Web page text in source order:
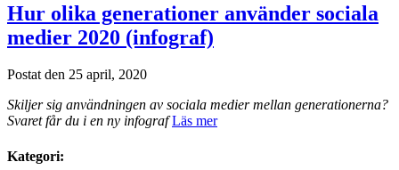
Hur olika generationer använder sociala
medier 2020 (infograf)
Postat den 25 april, 2020
Skiljer sig användningen av sociala medier mellan generationerna?
Svaret får du i en ny infograf Läs mer
Kategori: